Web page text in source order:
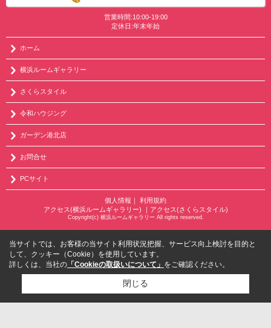
営業時間:10:00-19:00
定休日:年末年始
ホーム
横浜ルームギャラリー
さくらスタイル
令和ハウジング
ガーデン港北店
お問合せ
PCサイト
個人情報 ｜ 利用規約
アクセス(横浜ルームギャラリー) ｜ アクセス(さくらスタイル)
Copyright(c) 横浜ルームギャラリー All rights reserved.
当サイトでは、お客様の当サイト利用状況把握、サービス向上検討を目的と
して、クッキー（Cookie）を使用しています。
詳しくは、当社の 「Cookieの取扱いについて」 をご確認ください。
閉じる